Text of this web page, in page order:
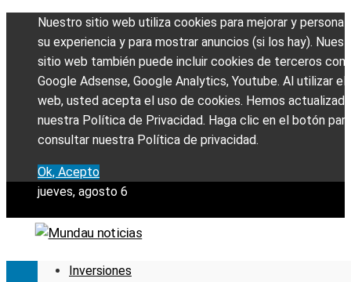
Nuestro sitio web utiliza cookies para mejorar y
su experiencia y para mostrar anuncios (si los hay).
sitio web también puede incluir cookies de terceros
Google Adsense, Google Analytics, Youtube. Al utilizar el
web, usted acepta el uso de cookies. Hemos actualizado
nuestra Política de Privacidad. Haga clic en el botón para
consultar nuestra Política de privacidad.
Ok, Acepto
jueves, agosto 6
Inversiones